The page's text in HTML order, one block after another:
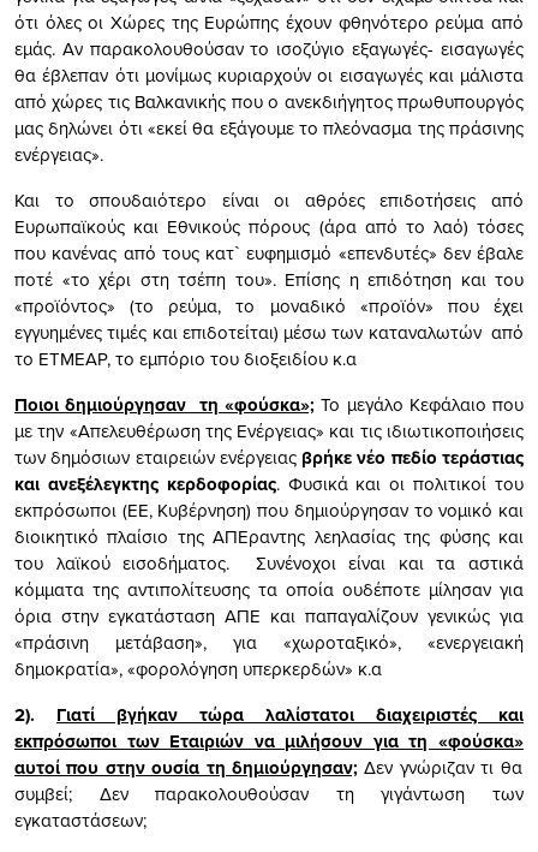
ότι όλες οι Χώρες της Ευρώπης έχουν φθηνότερο ρεύμα από
εμάς. Αν παρακολουθούσαν το ισοζύγιο εξαγωγές- εισαγωγές
θα έβλεπαν ότι μονίμως κυριαρχούν οι εισαγωγές και μάλιστα
από χώρες τις Βαλκανικής που ο ανεκδιήγητος πρωθυπουργός
μας δηλώνει ότι «εκεί θα εξάγουμε το πλεόνασμα της πράσινης
ενέργειας».
Και το σπουδαιότερο είναι οι αθρόες επιδοτήσεις από
Ευρωπαϊκούς και Εθνικούς πόρους (άρα από το λαό) τόσες
που κανένας από τους κατ` ευφημισμό «επενδυτές» δεν έβαλε
ποτέ «το χέρι στη τσέπη του». Επίσης η επιδότηση και του
«προϊόντος» (το ρεύμα, το μοναδικό «προϊόν» που έχει
εγγυημένες τιμές και επιδοτείται) μέσω των καταναλωτών από
το ΕΤΜΕΑΡ, το εμπόριο του διοξειδίου κ.α
Ποιοι δημιούργησαν τη «φούσκα»; Το μεγάλο Κεφάλαιο που
με την «Απελευθέρωση της Ενέργειας» και τις ιδιωτικοποιήσεις
των δημόσιων εταιρειών ενέργειας βρήκε νέο πεδίο τεράστιας
και ανεξέλεγκτης κερδοφορίας. Φυσικά και οι πολιτικοί του
εκπρόσωποι (ΕΕ, Κυβέρνηση) που δημιούργησαν το νομικό και
διοικητικό πλαίσιο της ΑΠΕραντης λεηλασίας της φύσης και
του λαϊκού εισοδήματος. Συνένοχοι είναι και τα αστικά
κόμματα της αντιπολίτευσης τα οποία ουδέποτε μίλησαν για
όρια στην εγκατάσταση ΑΠΕ και παπαγαλίζουν γενικώς για
«πράσινη μετάβαση», για «χωροταξικό», «ενεργειακή
δημοκρατία», «φορολόγηση υπερκερδών» κ.α
2).
Γιατί βγήκαν τώρα λαλίστατοι διαχειριστές και
εκπρόσωποι των Εταιριών να μιλήσουν για τη «φούσκα»
αυτοί που στην ουσία τη δημιούργησαν; Δεν γνώριζαν τι θα
συμβεί; Δεν παρακολουθούσαν τη γιγάντωση των
εγκαταστάσεων;